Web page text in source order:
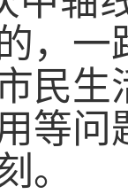
，一
民生
等问
。